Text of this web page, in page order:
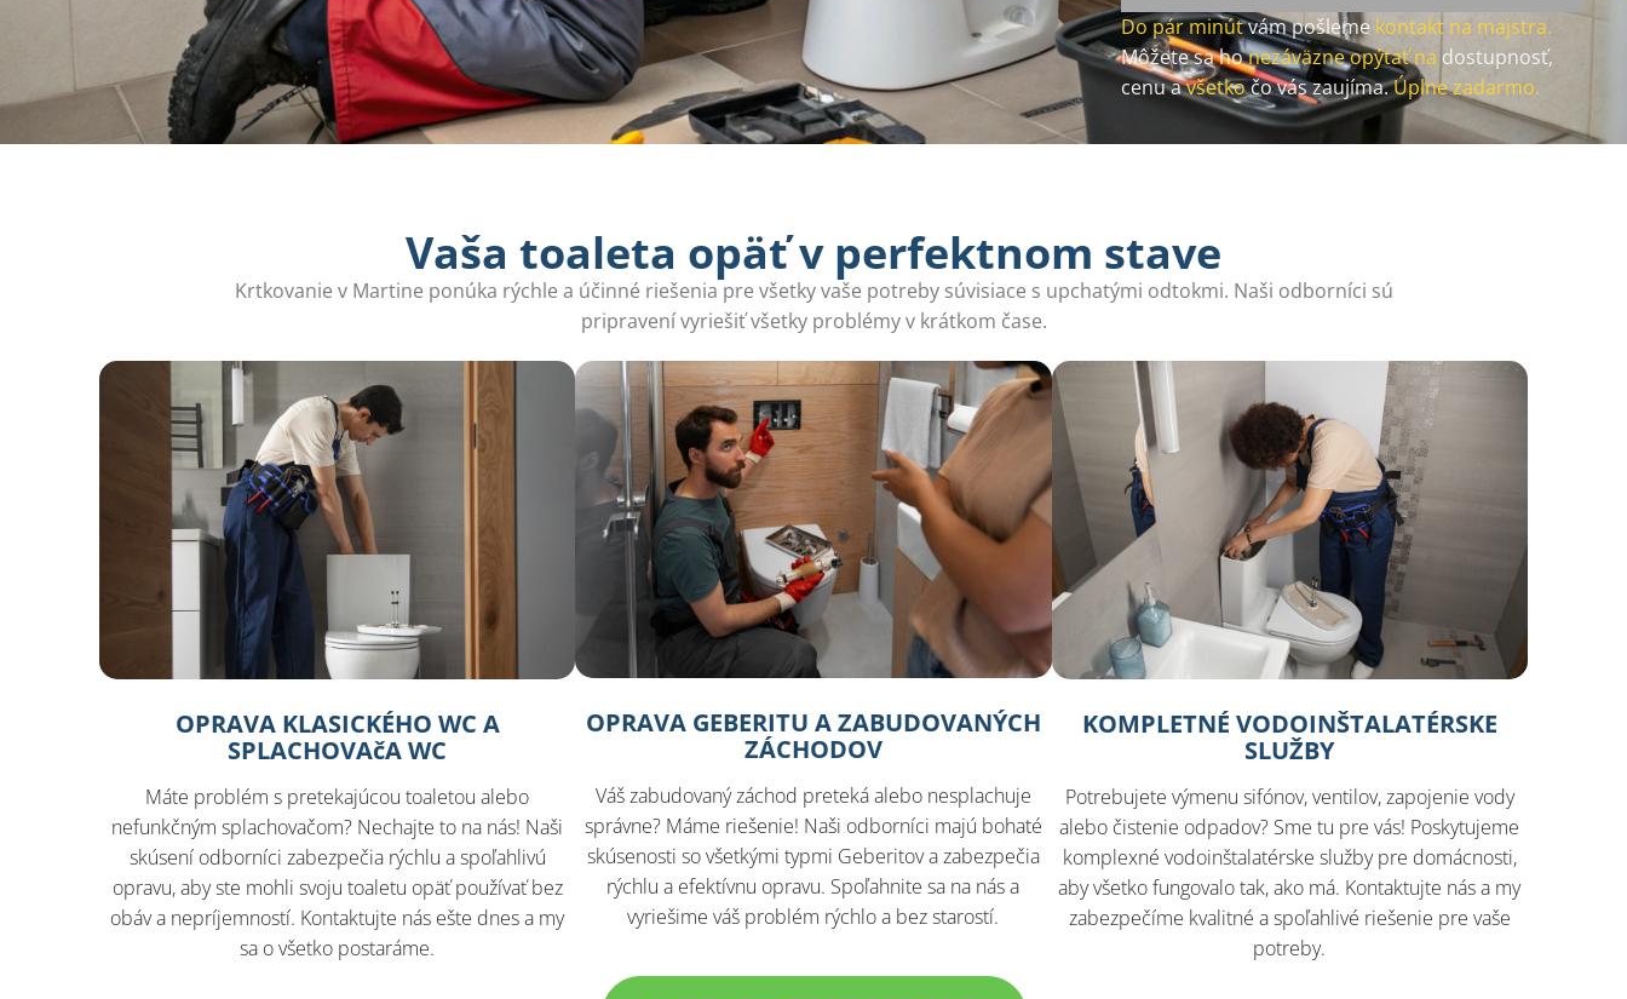
Do pár minútvám pošleme kontakt na majstra.
Môžete sa honezáväzne opýtať na dostupnosť,
cenu avšetkočo vás zaujíma.Úplne zadarmo.
Vaša toaleta opäť v perfektnom stave
Krtkovanie v Martine ponúka rýchle a účinné riešenia pre všetky vaše potreby súvisiace s upchatými odtokmi. Naši odborníci sú
pripravení vyriešiť všetky problémy v krátkom čase.
OPRAVA KLASICKÉHO WC A
SPLACHOVAčA WC
Máte problém s pretekajúcou toaletou alebo
nefunkčným splachovačom? Nechajte to na nás! Naši
skúsení odborníci zabezpečia rýchlu a spoľahlivú
opravu, aby ste mohli svoju toaletu opäť používať bez
obáv a nepríjemností. Kontaktujte nás ešte dnes a my
sa o všetko postaráme.
OPRAVA GEBERITU A ZABUDOVANÝCH
ZÁCHODOV
Váš zabudovaný záchod preteká alebo nesplachuje
správne? Máme riešenie! Naši odborníci majú bohaté
skúsenosti so všetkými typmi Geberitov a zabezpečia
rýchlu a efektívnu opravu. Spoľahnite sa na nás a
vyriešime váš problém rýchlo a bez starostí.
KOMPLETNÉ VODOINŠTALATÉRSKE
SLUŽBY
Potrebujete výmenu sifónov, ventilov, zapojenie vody
alebo čistenie odpadov? Sme tu pre vás! Poskytujeme
komplexné vodoinštalatérske služby pre domácnosti,
aby všetko fungovalo tak, ako má. Kontaktujte nás a my
zabezpečíme kvalitné a spoľahlivé riešenie pre vaše
potreby.